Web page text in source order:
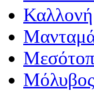
Καλλονή
Μόλυβος